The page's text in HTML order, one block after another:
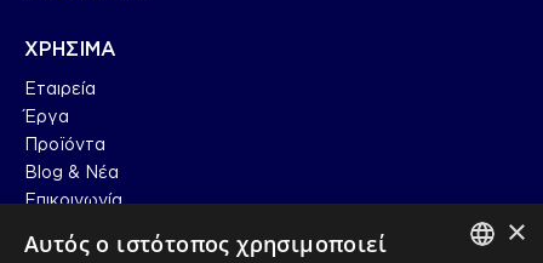
ΧΡΗΣΙΜΑ
Εταιρεία
Έργα
Προϊόντα
Blog & Nέα
Επικοινωνία
×
Αυτός ο ιστότοπος χρησιμοποιεί